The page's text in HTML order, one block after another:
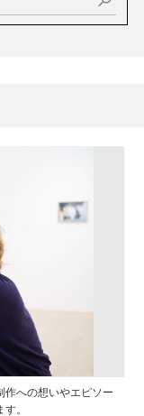
作への想いやエピソー
。